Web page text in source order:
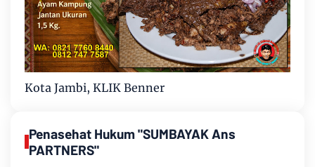
Kota Jambi, KLIK Benner
Penasehat Hukum "SUMBAYAK Ans
PARTNERS"